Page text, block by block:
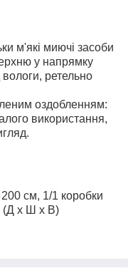
м'які миючі засоби
у напрямку
ретельно
оздобленням:
використання,
см, 1/1 коробки
(Д x Ш x В)